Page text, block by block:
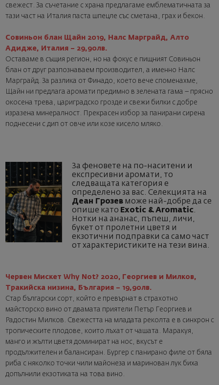
свежест. За съчетание с храна предлагаме емблематичната за
тази част на Италия паста шпецле със сметана, грах и бекон.
Совиньон блан Щайн 2019, Налс Марграйд, Алто
Адидже, Италия – 29,90лв.
Оставаме в същия регион, но на фокус е пищният Совиньон
блан от друг разпознаваем производител, а именно Налс
Марграйд. За разлика от Финадо, което вече споменахме,
Щайн ни предлага аромати предимно в зелената гама – прясно
окосена трева, цариградско грозде и свежи билки с добре
изразена минералност. Прекрасен избор за панирани сирена
поднесени с дип от овче или козе кисело мляко.
За феновете на по-наситени и
експресивни аромати, то
следващата категория е
определено за вас. Селекцията на
Деан Грозев може най-добре да се
опише като Exotic & Aromatic.
Нотки на ананас, пъпеш, личи,
букет от пролетни цветя и
екзотични подправки са само част
от характеристиките на тези вина.
Червен Мискет Why Not? 2020, Георгиев и Милков,
Тракийска низина, България – 19,90лв.
Стар български сорт, който е превърнат в страхотно
майсторско вино от двамата приятели Петър Георгиев и
Радостин Милков. Свежестта на младата реколта е в синхрон с
тропическите плодове, които лъхат от чашата. Маракуя,
манго и жълти цветя доминират на нос, вкусът е
продължителен и балансиран. Бургер с панирано филе от бяла
риба с няколко точки чили майонеза и маринован лук биха
допълнили екзотиката на това вино.